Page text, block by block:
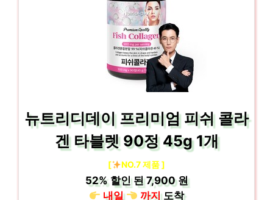
뉴트리디데이 프리미엄 피쉬 콜라
겐 타블렛 90정 45g 1개
[ NO.7 제품 ]
52%할인 된7,900 원
내일
까지도착